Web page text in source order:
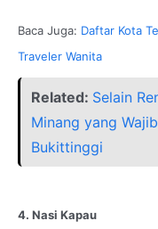
Baca Juga: Daftar Kota
Traveler Wanita
Related: Selain
Minang yang
Bukittinggi
4. Nasi Kapau